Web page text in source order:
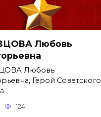
Любовь
Любовь
Герой Советского
124